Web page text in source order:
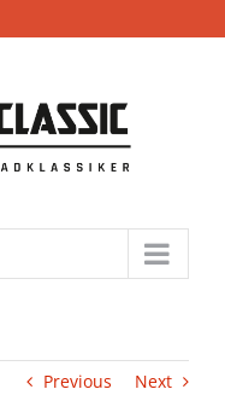
Previous Next